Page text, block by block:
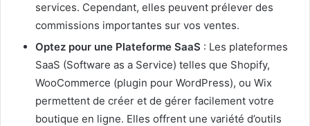
services. Cependant, elles peuvent prélever des
commissions importantes sur vos ventes.
Optez pour une Plateforme SaaS : Les plateformes
SaaS (Software as a Service) telles que Shopify,
WooCommerce (plugin pour WordPress), ou Wix
permettent de créer et de gérer facilement votre
boutique en ligne. Elles offrent une variété d’outils